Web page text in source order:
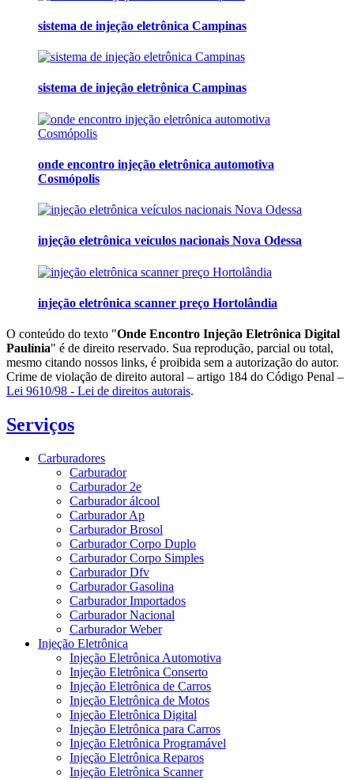
sistema de injeção eletrônica Campinas
sistema de injeção eletrônica Campinas
onde encontro injeção eletrônica automotiva
Cosmópolis
injeção eletrônica veículos nacionais Nova Odessa
injeção eletrônica scanner preço Hortolândia
O conteúdo do texto "Onde Encontro Injeção Eletrônica Digital
Paulínia" é de direito reservado. Sua reprodução, parcial ou total,
mesmo citando nossos links, é proibida sem a autorização do autor.
Crime de violação de direito autoral – artigo 184 do Código Penal –
Lei 9610/98 - Lei de direitos autorais.
Serviços
Carburadores
Carburador
Carburador 2e
Carburador álcool
Carburador Ap
Carburador Brosol
Carburador Corpo Duplo
Carburador Corpo Simples
Carburador Dfv
Carburador Gasolina
Carburador Importados
Carburador Nacional
Carburador Weber
Injeção Eletrônica
Injeção Eletrônica Automotiva
Injeção Eletrônica Conserto
Injeção Eletrônica de Carros
Injeção Eletrônica de Motos
Injeção Eletrônica Digital
Injeção Eletrônica para Carros
Injeção Eletrônica Programável
Injeção Eletrônica Reparos
Injeção Eletrônica Scanner